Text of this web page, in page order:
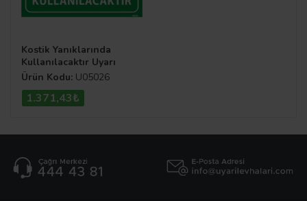
Kostik Yanıklarında
Kullanılacaktır Uyarı
Levhası
Ürün Kodu: U05026
1.371,43₺